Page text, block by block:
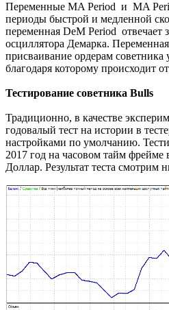
Переменные MA Period и MA
периоды быстрой и медленной
переменная DeM Period отвечает
осциллятора Демарка.
присваивание ордерам советника
благодаря которому происходит
Тестирование советника Bulls
Традиционно, в качестве
годовалый тест на истории в
настройками по умолчанию.
2017 год на часовом тайм
Доллар. Результат теста смотрим